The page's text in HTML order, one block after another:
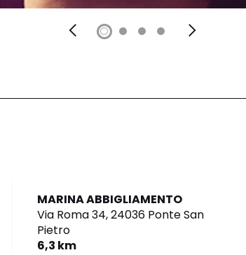
MARINA ABBIGLIAMENTO
Via Roma 34,24036 Ponte San
Pietro
6,3 km